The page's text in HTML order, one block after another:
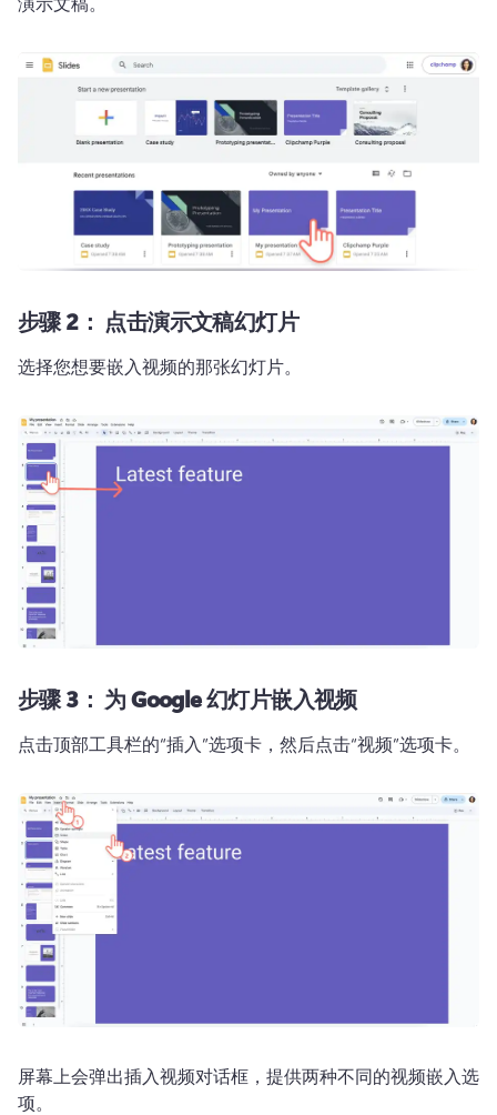
步骤 2： 点击演示文稿幻灯片
选择您想要嵌入视频的那张幻灯片。
步骤 3： 为 Google 幻灯片嵌入视频
点击顶部工具栏的“插入”选项卡，然后点击“视频”选项卡。
屏幕上会弹出插入视频对话框，提供两种不同的视频嵌入选
项。